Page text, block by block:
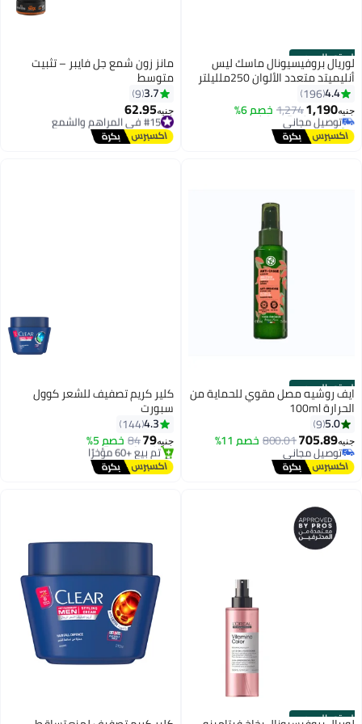
الستور الرسمي
لوريال بروفيسيونال ماسك ليس
أنليميتد متعدد الألوان 250ملليلتر
4.4
196
جنيه1,190
1,274خصم 6%
#1 في منعمات الشعر
أقل سعر في 7 يوم
توصيل مجاني
تم بيع +60 مؤخرًا
#1 في منعمات الشعر
مانز زون شمع جل فايبر – تثبيت
متوسط
3.7
9
جنيه62.95
#15 في المراهم والشمع
توصيل مجاني
#15 في المراهم والشمع
الستور الرسمي
ايف روشيه مصل مقوي للحماية من
الحرارة 100ml
5.0
9
جنيه705.89
800.01خصم 11%
توصيل مجاني
توصيل مجاني
كلير كريم تصفيف للشعر كوول
سبورت
4.3
144
جنيه79
84 خصم 5%
#23 في الكريمات والجيل واللوشن
توصيل مجاني
تم بيع +60 مؤخرًا
#23 في الكريمات والجيل واللوشن
الستور الرسمي